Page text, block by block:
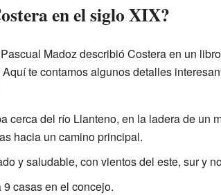
en el siglo XIX?
Madoz describió Costera en un libro
te contamos algunos detalles
cerca del río Llanteno, en la ladera de un
hacia un camino principal.
y saludable, con vientos del este, sur y
9 casas en el concejo.